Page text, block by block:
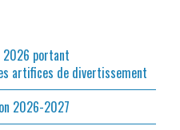
portant
artifices de divertissement
2026-2027